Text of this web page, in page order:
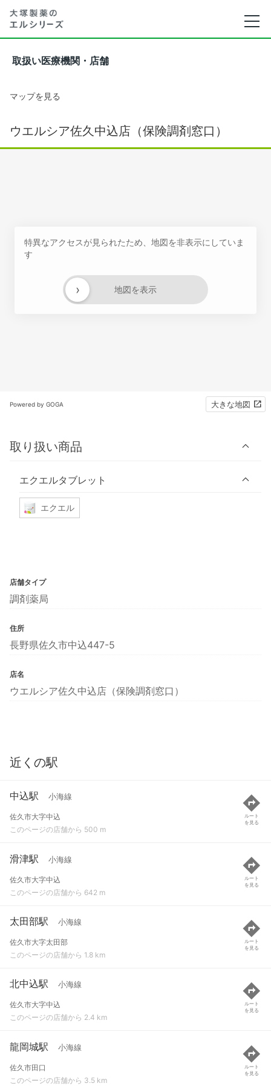
取扱い医療機関・店舗
マップを見る
ウエルシア佐久中込店（保険調剤窓口）
特異なアクセスが見られたため、地図を非表示にしていま
す
地図を表示
›
Powered by GOGA 大きな地図
取り扱い商品
エクエルタブレット
エクエル
店舗タイプ
調剤薬局
住所
長野県佐久市中込447-5
店名
ウエルシア佐久中込店（保険調剤窓口）
近くの駅
中込駅 小海線
佐久市大字中込
このページの店舗から 500 m
ルート
を見る
滑津駅 小海線
佐久市大字中込
このページの店舗から 642 m
ルート
を見る
太田部駅 小海線
佐久市大字太田部
このページの店舗から 1.8 km
ルート
を見る
北中込駅 小海線
佐久市大字中込
このページの店舗から 2.4 km
ルート
を見る
龍岡城駅 小海線
佐久市田口
このページの店舗から 3.5 km
ルート
を見る